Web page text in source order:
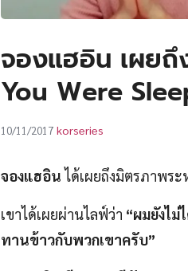
จองแฮอิน เผยถึ
You Were
10/11/2017 korseries
จองแฮอิน ได้เผยถึงมิตรภาพร
เขาได้เผยผ่านไลฟ์ว่า “ผมยังไม่
ทานข้าวกับพวกเขาครับ”